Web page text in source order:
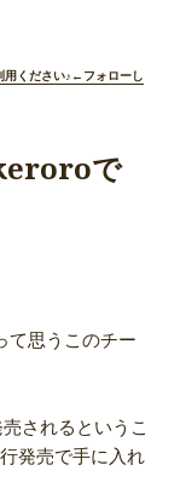
ください♪←フォローし
で
て思うこのチー
されるというこ
発売で手に入れ